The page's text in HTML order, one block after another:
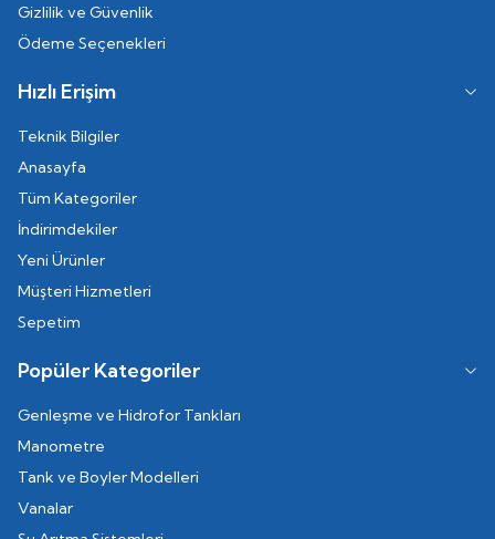
Gizlilik ve Güvenlik
Ödeme Seçenekleri
Hızlı Erişim
Teknik Bilgiler
Anasayfa
Tüm Kategoriler
İndirimdekiler
Yeni Ürünler
Müşteri Hizmetleri
Sepetim
Popüler Kategoriler
Genleşme ve Hidrofor Tankları
Manometre
Tank ve Boyler Modelleri
Vanalar